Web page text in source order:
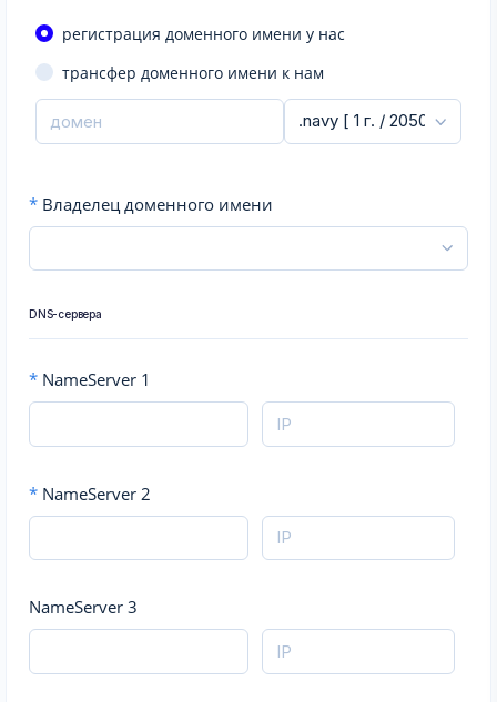
регистрация доменного имени у нас
трансфер доменного имени к нам
* Владелец доменного имени
DNS-сервера
* NameServer 1
* NameServer 2
NameServer 3